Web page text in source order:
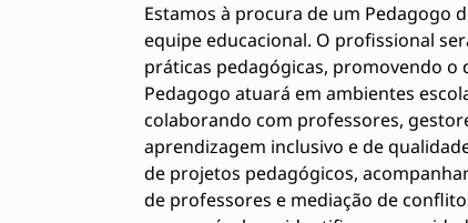
Estamos à procura de um Pedagogo
equipe educacional. O profissional
práticas pedagógicas, promovendo
Pedagogo atuará em ambientes
colaborando com professores,
aprendizagem inclusivo e de
de projetos pedagógicos,
de professores e mediação de